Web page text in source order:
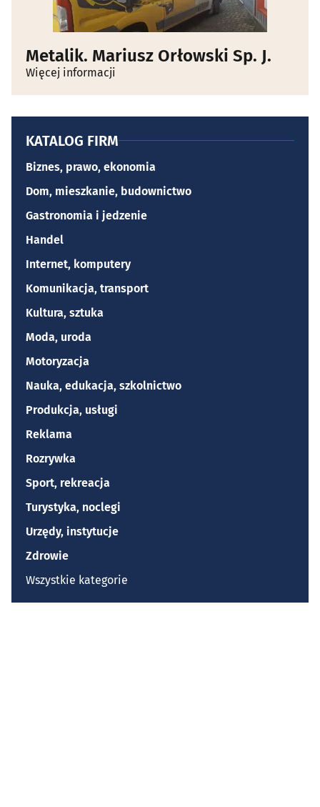
Metalik. Mariusz Orłowski Sp. J.
Więcej informacji
KATALOG FIRM
Biznes, prawo, ekonomia
Dom, mieszkanie, budownictwo
Gastronomia i jedzenie
Handel
Internet, komputery
Komunikacja, transport
Kultura, sztuka
Moda, uroda
Motoryzacja
Nauka, edukacja, szkolnictwo
Produkcja, usługi
Reklama
Rozrywka
Sport, rekreacja
Turystyka, noclegi
Urzędy, instytucje
Zdrowie
Wszystkie kategorie